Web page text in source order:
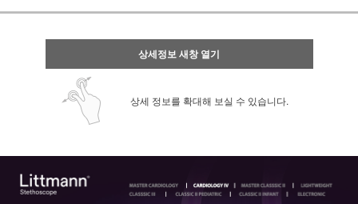
상세정보 새창 열기
상세 정보를 확대해 보실 수 있습니다.